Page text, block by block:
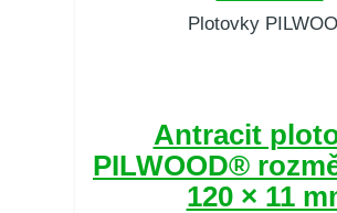
Plotovky
Antracit
PILWOOD®
120 × 11